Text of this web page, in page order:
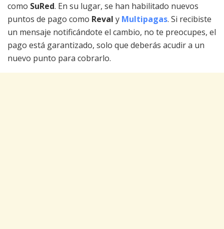
como SuRed. En su lugar, se han habilitado nuevos
puntos de pago como Reval y Multipagas. Si recibiste
un mensaje notificándote el cambio, no te preocupes, el
pago está garantizado, solo que deberás acudir a un
nuevo punto para cobrarlo.